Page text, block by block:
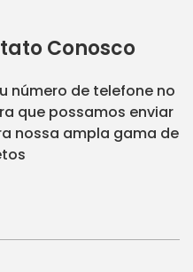
Conosco
número de telefone no
que possamos enviar
nossa ampla gama de